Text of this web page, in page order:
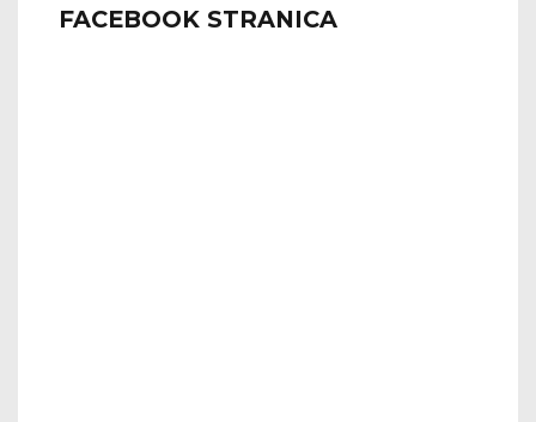
FACEBOOK STRANICA